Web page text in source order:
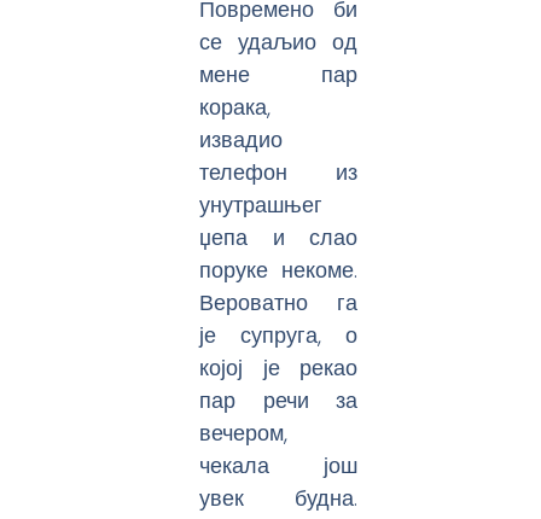
Повремено би
се удаљио од
мене пар
корака,
извадио
телефон из
унутрашњег
џепа и слао
поруке некоме.
Вероватно га
је супруга, о
којој је рекао
пар речи за
вечером,
чекала још
увек будна.